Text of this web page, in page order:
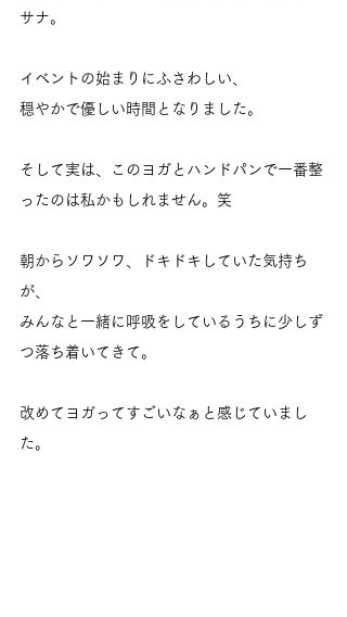
サナ。
イベントの始まりにふさわしい、
穏やかで優しい時間となりました。
そして実は、このヨガとハンドパンで一番整
ったのは私かもしれません。笑
朝からソワソワ、ドキドキしていた気持ち
が、
みんなと一緒に呼吸をしているうちに少しず
つ落ち着いてきて。
改めてヨガってすごいなぁと感じていまし
た。